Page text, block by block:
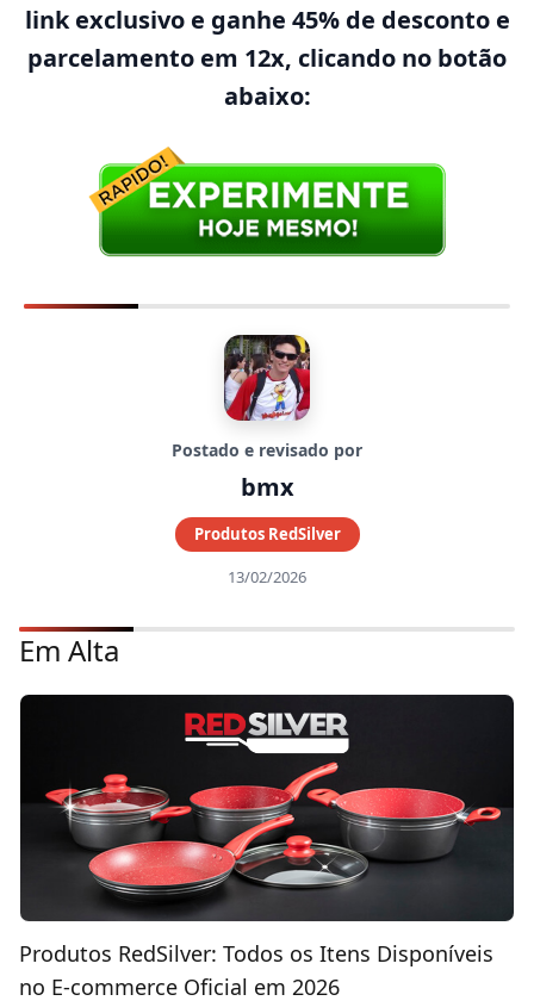
link exclusivo e ganhe 45% de desconto e
parcelamento em 12x, clicando no botão
abaixo:
Postado e revisado por
bmx
Produtos RedSilver
13/02/2026
Em Alta
Produtos RedSilver: Todos os Itens Disponíveis
no E-commerce Oficial em 2026